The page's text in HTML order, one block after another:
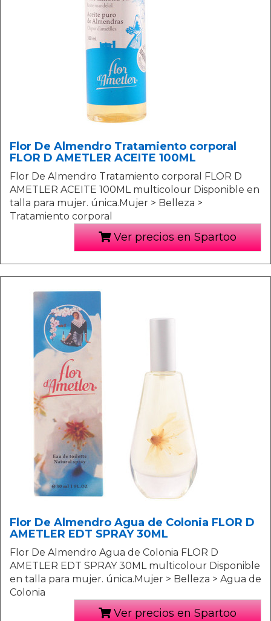
Flor De Almendro Tratamiento corporal
FLOR D AMETLER ACEITE 100ML
Flor De Almendro Tratamiento corporal FLOR D
AMETLER ACEITE 100ML multicolour Disponible en
talla para mujer. única.Mujer > Belleza >
Tratamiento corporal
Ver precios en Spartoo
Flor De Almendro Agua de Colonia FLOR D
AMETLER EDT SPRAY 30ML
Flor De Almendro Agua de Colonia FLOR D
AMETLER EDT SPRAY 30ML multicolour Disponible
en talla para mujer. única.Mujer > Belleza > Agua de
Colonia
Ver precios en Spartoo